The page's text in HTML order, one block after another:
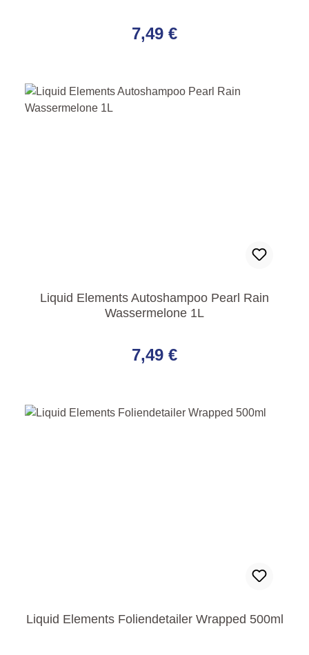
7,49 €
Liquid Elements Autoshampoo Pearl Rain
Wassermelone 1L
7,49 €
Liquid Elements Foliendetailer Wrapped 500ml